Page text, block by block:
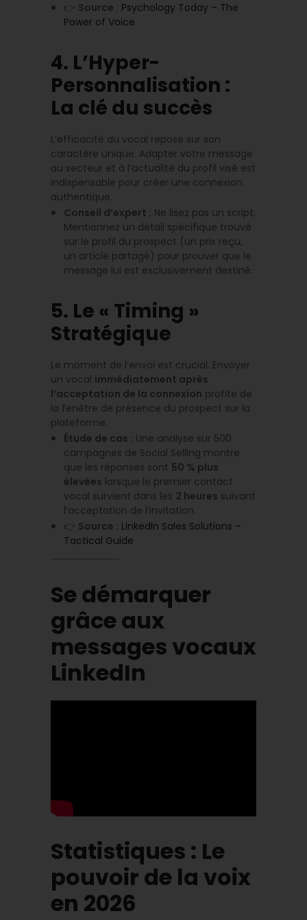
👉 Source : Psychology Today – The
Power of Voice
4. L’Hyper-
Personnalisation :
La clé du succès
L’efficacité du vocal repose sur son
caractère unique. Adapter votre message
au secteur et à l’actualité du profil visé est
indispensable pour créer une connexion
authentique.
Conseil d’expert : Ne lisez pas un script.
Mentionnez un détail spécifique trouvé
sur le profil du prospect (un prix reçu,
un article partagé) pour prouver que le
message lui est exclusivement destiné.
5. Le « Timing »
Stratégique
Le moment de l’envoi est crucial. Envoyer
un vocal immédiatement après
l’acceptation de la connexion profite de
la fenêtre de présence du prospect sur la
plateforme.
Étude de cas : Une analyse sur 500
campagnes de Social Selling montre
que les réponses sont 50 % plus
élevées lorsque le premier contact
vocal survient dans les 2 heures suivant
l’acceptation de l’invitation.
👉 Source : LinkedIn Sales Solutions –
Tactical Guide
Se démarquer
grâce aux
messages vocaux
LinkedIn
Statistiques : Le
pouvoir de la voix
en 2026